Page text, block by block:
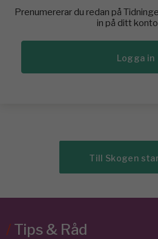
Prenumererar du redan på
in på ditt konto
Logga in
Till Skogen
/Tips & Råd